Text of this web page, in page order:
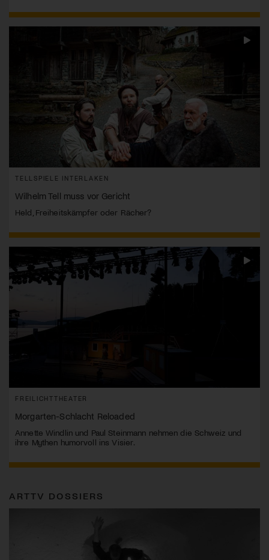
TELLSPIELE INTERLAKEN
Wilhelm Tell muss vor Gericht
Held, Freiheitskämpfer oder Rächer?
FREILICHTTHEATER
Morgarten-Schlacht Reloaded
Annette Windlin und Paul Steinmann nehmen die Schweiz und
ihre Mythen humorvoll ins Visier.
ARTTV DOSSIERS